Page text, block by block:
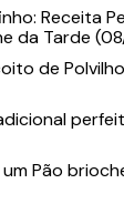
Receita
da Tarde
de
Pão